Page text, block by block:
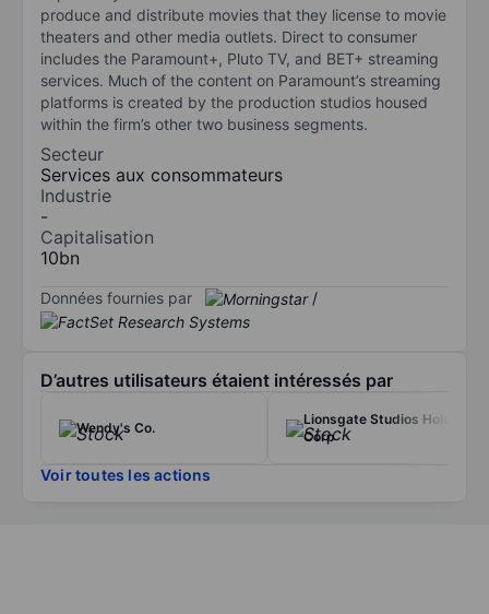
produce and distribute movies that they license to movie
theaters and other media outlets. Direct to consumer
includes the Paramount+, Pluto TV, and BET+ streaming
services. Much of the content on Paramount’s streaming
platforms is created by the production studios housed
within the firm’s other two business segments.
Secteur
Services aux consommateurs
Industrie
-
Capitalisation
10bn
Données fournies par /
D’autres utilisateurs étaient intéressés par
Wendy's Co.
Lionsgate Studios Holding
Corp
Voir toutes les actions